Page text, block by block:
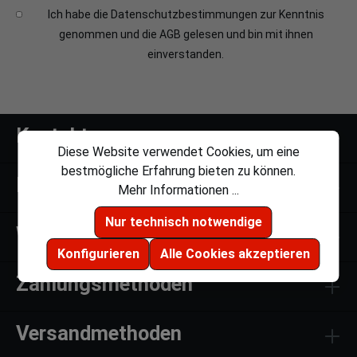
Ich habe die Datenschutzbestimmungen zur Kenntnis
genommen und die AGB gelesen und bin mit ihnen
einverstanden.
Kontakt
Links
Weiteres
Zahlungsmethoden
Versandmethoden
Diese Website verwendet Cookies, um eine
bestmögliche Erfahrung bieten zu können.
Mehr Informationen ...
Nur technisch notwendige
Konfigurieren Alle Cookies akzeptieren